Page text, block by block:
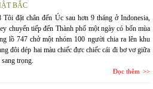
BẮC
Tôi đặt chân đến Úc sau hơn 9 tháng ở Indonesia,
chuyển tiếp đến Thành phố một ngày có bốn mùa
lồ 747 chở một nhóm 100 người chia ra lên khu
đôi dép hai màu chiếc đực chiếc cái đi bơ vơ giữa
trọng.
Đọc thêm